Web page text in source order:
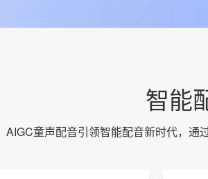
智能
AIGC童声配音引领智能配音新时代，通